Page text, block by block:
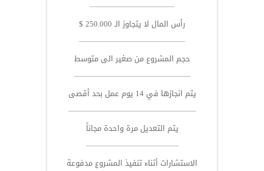
رأس المال لا يتجاوز الـ 250.000 $
حجم المشروع من صغير الى متوسط
يتم انجازها في 14 يوم عمل بحد أقصى
يتم التعديل مرة واحدة مجاناً
الاستشارات أثناء تنفيذ المشروع مدفوعة